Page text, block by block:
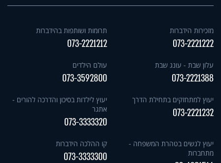
מזכירות הידברות
073-2221222
תרומות ושותפות בהידברות
073-2221212
עלון שבת - עונג שבת
073-2221388
עולם הילדים
073-3592800
יעוץ למתחזקים בתחילת הדרך
073-2221232
יעוץ לילדות בסיכון והדרכה להורים -
אתגר
073-3333320
יעוץ לנשים בטהרת המשפחה -
מתחברות
קו ההלכה הידברות
073-3333300